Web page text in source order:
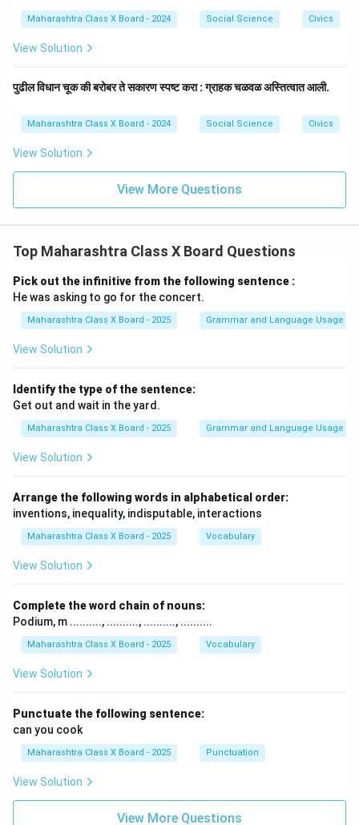
Maharashtra Class X Board - 2024 Social Science Civics
View Solution
पुढील विधान चूक की बरोबर ते सकारण स्पष्ट करा : ग्राहक चळवळ अस्तित्वात आली.
Maharashtra Class X Board - 2024 Social Science Civics
View Solution
View More Questions
Top Maharashtra Class X Board Questions
Pick out the infinitive from the following sentence :
He was asking to go for the concert.
Maharashtra Class X Board - 2025 Grammar and Language Usage
View Solution
Identify the type of the sentence:
Get out and wait in the yard.
Maharashtra Class X Board - 2025 Grammar and Language Usage
View Solution
Arrange the following words in alphabetical order:
inventions, inequality, indisputable, interactions
Maharashtra Class X Board - 2025 Vocabulary
View Solution
Complete the word chain of nouns:
Podium, m .........., .........., .........., ..........
Maharashtra Class X Board - 2025 Vocabulary
View Solution
Punctuate the following sentence:
can you cook
Maharashtra Class X Board - 2025 Punctuation
View Solution
View More Questions